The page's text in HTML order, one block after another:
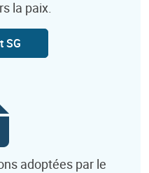
la paix.
SG
adoptées par le